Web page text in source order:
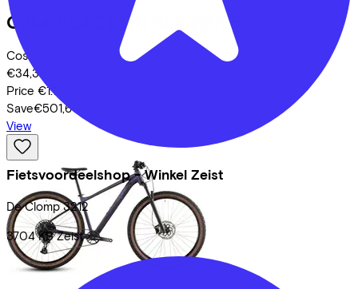
Fietsvoordeelshop - Winkel Zeist
De Clomp 3212
3704 KB Zeist
Cube REACTION SLX (2025)
Costs per month from
€34,39
Price €1.199,00
Save€501,60
View